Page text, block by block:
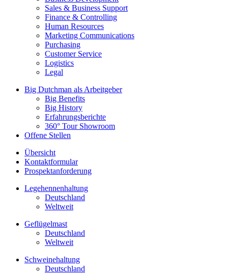
Sales & Business Support
Finance & Controlling
Human Resources
Marketing Communications
Purchasing
Customer Service
Logistics
Legal
Big Dutchman als Arbeitgeber
Big Benefits
Big History
Erfahrungsberichte
360° Tour Showroom
Offene Stellen
Übersicht
Kontaktformular
Prospektanforderung
Legehennenhaltung
Deutschland
Weltweit
Geflügelmast
Deutschland
Weltweit
Schweinehaltung
Deutschland